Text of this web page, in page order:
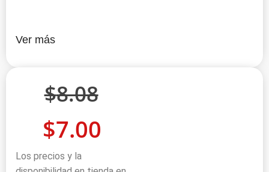
Ver más
$8.08
$7.00
Los precios y la